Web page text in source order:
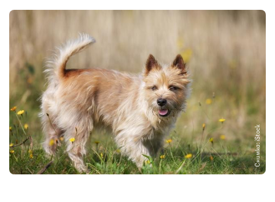
Снимка: iStock